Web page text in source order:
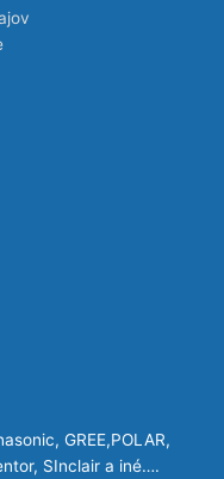
GREE,POLAR,
SInclair a iné….